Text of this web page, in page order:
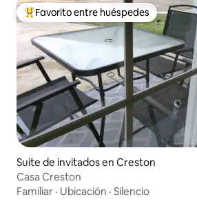
Favorito entre huéspedes preferido
Favorito entre huéspedes
Suite de invitados en Creston
Casa Creston
Familiar · Ubicación · Silencio